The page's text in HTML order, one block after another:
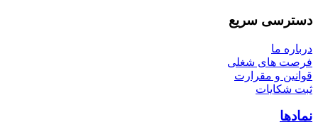
دسترسی سریع
درباره ما
فرصت های شغلی
قوانین و مقرارت
ثبت شکایات
نمادها